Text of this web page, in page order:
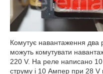
Комутує навантаження два
можуть комутувати
220 V. На реле написано
струму і 10 Ампер при 28 V